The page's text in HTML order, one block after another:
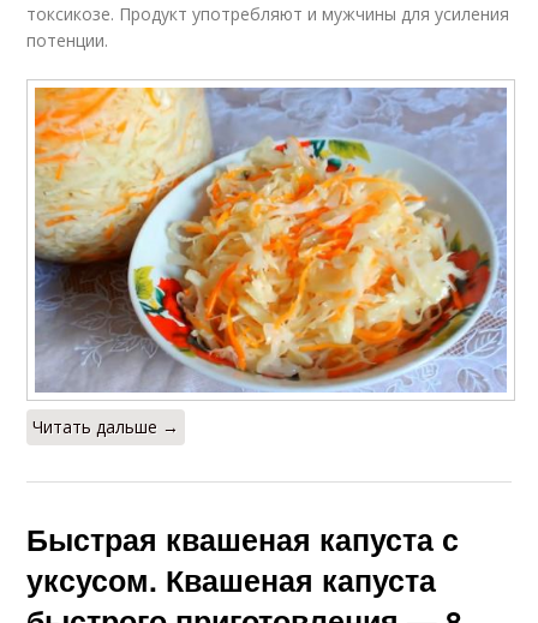
токсикозе. Продукт употребляют и мужчины для усиления
потенции.
Читать дальше →
Быстрая квашеная капуста с
уксусом. Квашеная капуста